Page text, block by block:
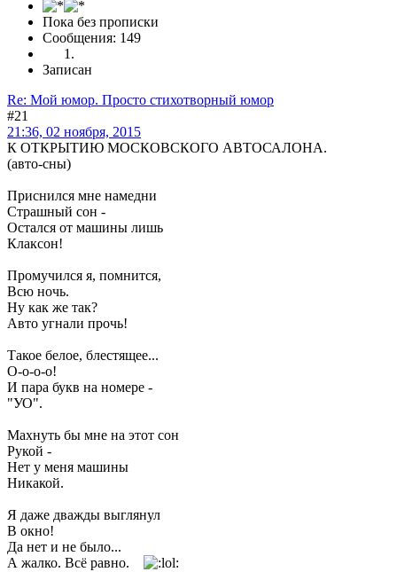
Пока без прописки
Сообщения: 149
Записан
Re: Мой юмор. Просто стихотворный юмор
#21
21:36, 02 ноября, 2015
К ОТКРЫТИЮ МОСКОВСКОГО АВТОСАЛОНА.
(авто-сны)
Приснился мне намедни
Страшный сон -
Остался от машины лишь
Клаксон!
Промучился я, помнится,
Всю ночь.
Ну как же так?
Авто угнали прочь!
Такое белое, блестящее...
О-о-о-о!
И пара букв на номере -
"УО".
Махнуть бы мне на этот сон
Рукой -
Нет у меня машины
Никакой.
Я даже дважды выглянул
В окно!
Да нет и не было...
А жалко. Всё равно.